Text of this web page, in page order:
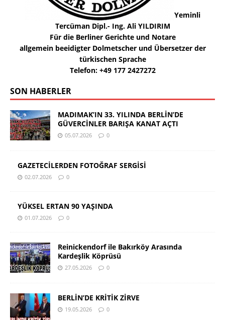
Yeminli
Tercüman Dipl.- Ing. Ali YILDIRIM
Für die Berliner Gerichte und Notare
allgemein beeidigter Dolmetscher und Übersetzer der
türkischen Sprache
Telefon: +49 177 2427272
SON HABERLER
MADIMAK’IN 33. YILINDA BERLİN’DE
GÜVERCİNLER BARIŞA KANAT AÇTI
05.07.2026 0
GAZETECİLERDEN FOTOĞRAF SERGİSİ
02.07.2026 0
YÜKSEL ERTAN 90 YAŞINDA
01.07.2026 0
Reinickendorf ile Bakırköy Arasında
Kardeşlik Köprüsü
27.05.2026 0
BERLİN’DE KRİTİK ZİRVE
19.05.2026 0